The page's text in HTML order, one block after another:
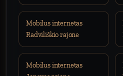
Mobilus internetas
Radviliškio rajone
Mobilus internetas